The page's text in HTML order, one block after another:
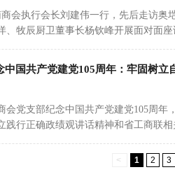
会执行会长刘建伟一行，先后走访
、牧辰厨卫董事长杨钦峰开展面对面
国共产党建党105周年：牢固树立
会党支部纪念中国共产党建党105周
践行正确政绩观讲话精神和省工商联
< 1 2 3